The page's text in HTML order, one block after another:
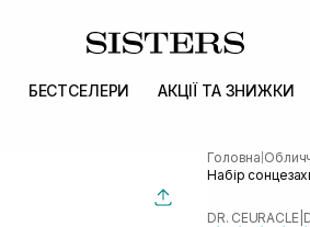
БЕСТСЕЛЕРИ АКЦІЇ ТА ЗНИЖКИ
Головна
Набір
DR. CEURACLE